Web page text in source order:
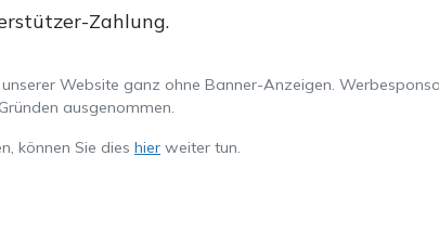
Zahlung.
Website ganz ohne Banner-Anzeigen.
ausgenommen.
können Sie dies hier weiter tun.